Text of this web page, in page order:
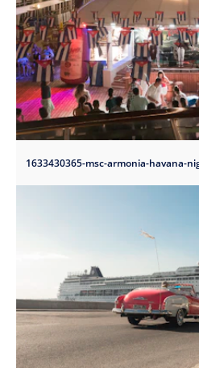
1633430365-msc-armonia-havana-